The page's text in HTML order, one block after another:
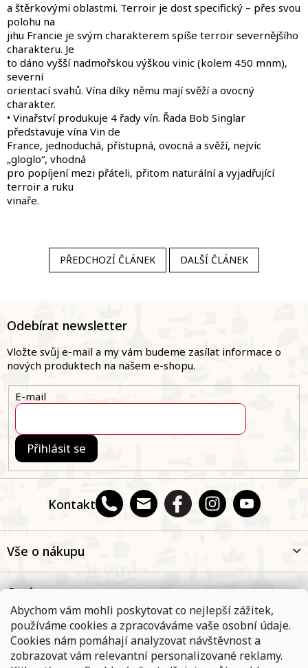
Abychom vám mohli poskytovat co nejlepší zážitek,
používáme cookies a zpracováváme vaše osobní údaje.
Cookies nám pomáhají analyzovat návštěvnost a
zobrazovat vám relevantní personalizované reklamy.
a štěrkovými oblastmi. Terroir je dost specifický – přes svou
polohu na
jihu Francie je svým charakterem spíše terroir severnějšího
charakteru. Je
to dáno vyšší nadmořskou výškou vinic (kolem 450 mnm),
severní
orientací svahů. Vína díky němu mají svěží a ovocný
charakter.
• Vinařství produkuje 4 řady vín. Řada Bob Singlar
představuje vína Vin de
France, jednoduchá, přístupná, ovocná a svěží, nejvíc
„gloglo“, vhodná
pro popíjení mezi přáteli, přitom naturální a vyjadřující
terroir a ruku
vinaře.
PŘEDCHOZÍ ČLÁNEK DALŠÍ ČLÁNEK
a
Kontakt
Odebírat newsletter
Vložte svůj e-mail a my vám budeme zasílat informace o
nových produktech na našem e-shopu.
E-mail
Přihlásit se
Vše o nákupu
O nás
Oblíbené kategorie